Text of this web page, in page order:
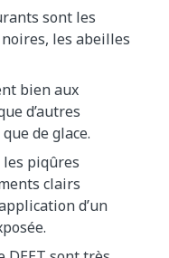
sont les
les abeilles
bien aux
d’autres
de glace.
les piqûres
clairs
d’un